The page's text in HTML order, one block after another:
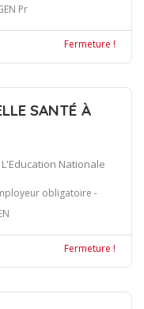
Pr
Fermeture !
SANTÉ À
Nationale
obligatoire -
Fermeture !